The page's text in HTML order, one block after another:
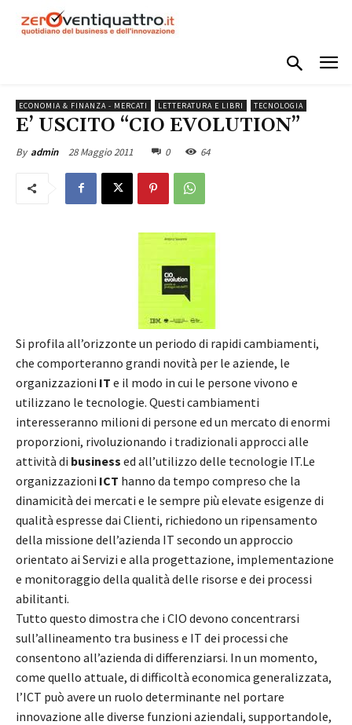
ECONOMIA & FINANZA - MERCATI LETTERATURA E LIBRI TECNOLOGIA
E’ USCITO “CIO EVOLUTION”
By admin 28 Maggio 2011 0 64
Si profila all’orizzonte un periodo di rapidi cambiamenti,
che comporteranno grandi novità per le aziende, le
organizzazioni IT e il modo in cui le persone vivono e
utilizzano le tecnologie. Questi cambiamenti
interesseranno milioni di persone ed un mercato di enormi
proporzioni, rivoluzionando i tradizionali approcci alle
attività di business ed all’utilizzo delle tecnologie IT.Le
organizzazioni ICT hanno da tempo compreso che la
dinamicità dei mercati e le sempre più elevate esigenze di
qualità espresse dai Clienti, richiedono un ripensamento
della missione dell’azienda IT secondo un approccio
orientato ai Servizi e alla progettazione, implementazione
e monitoraggio della qualità delle risorse e dei processi
abilitanti.
Tutto questo dimostra che i CIO devono concentrarsi
sull’allineamento tra business e IT dei processi che
consentono all’azienda di differenziarsi. In un momento,
come quello attuale, di difficoltà economica generalizzata,
l’ICT può avere un ruolo determinante nel portare
innovazione alle diverse funzioni aziendali, supportandole,